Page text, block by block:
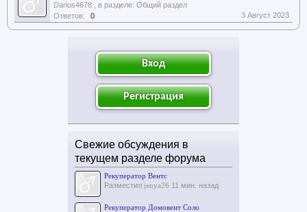
Darius4678 , в разделе: Общий раздел
Ответов:
0 3 Август 2023
Вход
Регистрация
Свежие обсуждения в
текущем разделе форума
Рекуператор Вентс
Разместил jenya26 11 мин. назад
Рекуператор Домовент Соло